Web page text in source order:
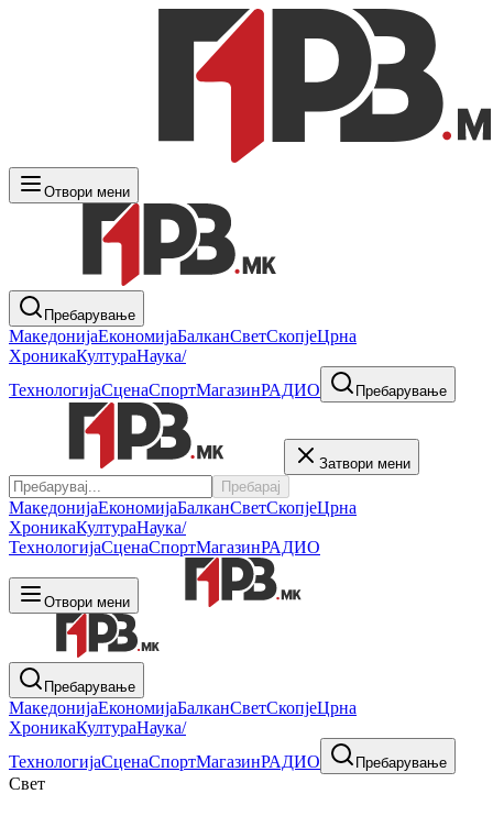
Отвори мени
Пребарување
МакедонијаЕкономијаБалканСветСкопјеЦрна
ХроникаКултураНаука/
ТехнологијаСценаСпортМагазинРАДИО Пребарување
Затвори мени
Пребарај
МакедонијаЕкономијаБалканСветСкопјеЦрна
ХроникаКултураНаука/
ТехнологијаСценаСпортМагазинРАДИО
Отвори мени
Пребарување
МакедонијаЕкономијаБалканСветСкопјеЦрна
ХроникаКултураНаука/
ТехнологијаСценаСпортМагазинРАДИО Пребарување
Свет